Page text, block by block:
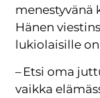
menestyvänä
Hänen
lukiolaisille on
– Etsi oma
vaikka